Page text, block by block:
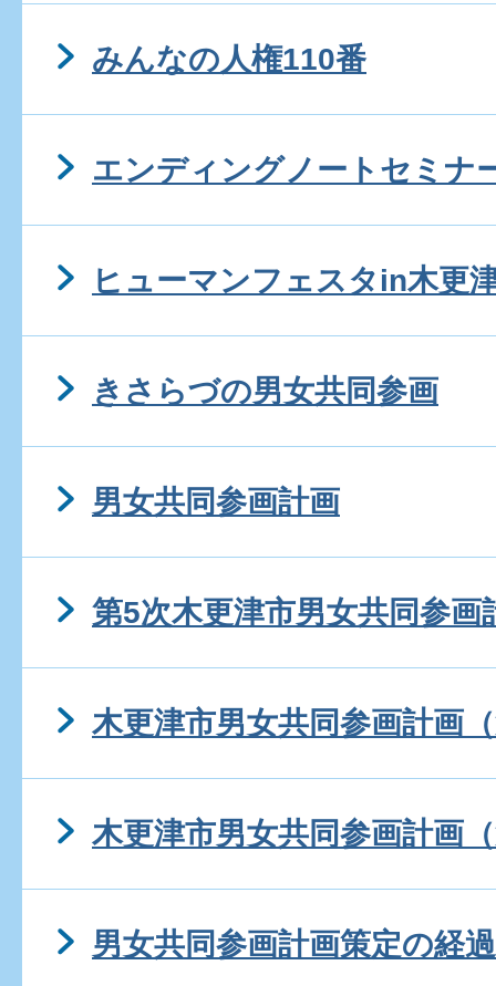
みんなの人権110番
エンディングノートセミナ
ヒューマンフェスタin木更
きさらづの男女共同参画
男女共同参画計画
第5次木更津市男女共同参画
木更津市男女共同参画計画
木更津市男女共同参画計画
男女共同参画計画策定の経過